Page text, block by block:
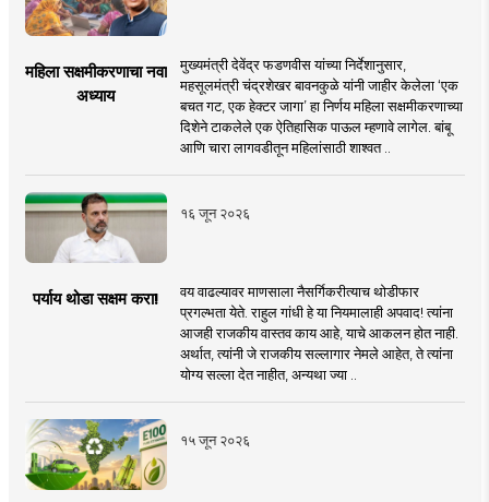
महिला सक्षमीकरणाचा नवा
अध्याय
मुख्यमंत्री देवेंद्र फडणवीस यांच्या निर्देशानुसार,
महसूलमंत्री चंद्रशेखर बावनकुळे यांनी जाहीर केलेला ‘एक
बचत गट, एक हेक्टर जागा’ हा निर्णय महिला सक्षमीकरणाच्या
दिशेने टाकलेले एक ऐतिहासिक पाऊल म्हणावे लागेल. बांबू
आणि चारा लागवडीतून महिलांसाठी शाश्वत ..
१६ जून २०२६
पर्याय थोडा सक्षम करा!
वय वाढल्यावर माणसाला नैसर्गिकरीत्याच थोडीफार
प्रगल्भता येते. राहुल गांधी हे या नियमालाही अपवाद! त्यांना
आजही राजकीय वास्तव काय आहे, याचे आकलन होत नाही.
अर्थात, त्यांनी जे राजकीय सल्लागार नेमले आहेत, ते त्यांना
योग्य सल्ला देत नाहीत, अन्यथा ज्या ..
१५ जून २०२६